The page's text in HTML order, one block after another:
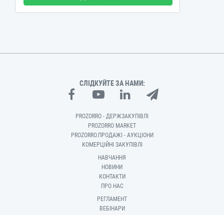
СЛІДКУЙТЕ ЗА НАМИ:
PROZORRO - ДЕРЖЗАКУПІВЛІ
PROZORRO MARKET
PROZORRO.ПРОДАЖІ - АУКЦІОНИ
КОМЕРЦІЙНІ ЗАКУПІВЛІ
НАВЧАННЯ
НОВИНИ
КОНТАКТИ
ПРО НАС
РЕГЛАМЕНТ
ВЕБІНАРИ